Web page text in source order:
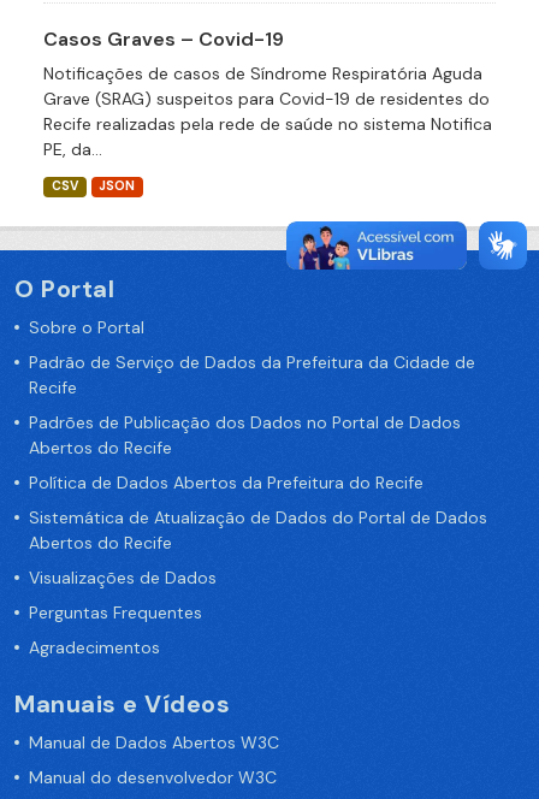
Casos Graves – Covid-19
Notificações de casos de Síndrome Respiratória Aguda
Grave (SRAG) suspeitos para Covid-19 de residentes do
Recife realizadas pela rede de saúde no sistema Notifica
PE, da...
CSV JSON
O Portal
Sobre o Portal
Padrão de Serviço de Dados da Prefeitura da Cidade de
Recife
Padrões de Publicação dos Dados no Portal de Dados
Abertos do Recife
Política de Dados Abertos da Prefeitura do Recife
Sistemática de Atualização de Dados do Portal de Dados
Abertos do Recife
Visualizações de Dados
Perguntas Frequentes
Agradecimentos
Manuais e Vídeos
Manual de Dados Abertos W3C
Manual do desenvolvedor W3C